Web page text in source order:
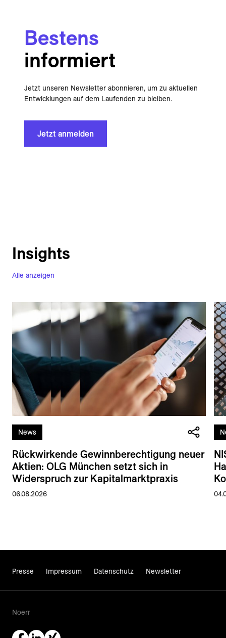
Bestens
informiert
Jetzt unseren Newsletter abonnieren, um zu aktuellen
Entwicklungen auf dem Laufenden zu bleiben.
Jetzt anmelden
Alle anzeigen
Insights
News
Rückwirkende Gewinnberechtigung neuer
Aktien: OLG München setzt sich in
Widerspruch zur Kapitalmarktpraxis
06.08.2026
Presse Impressum Datenschutz Newsletter
Noerr